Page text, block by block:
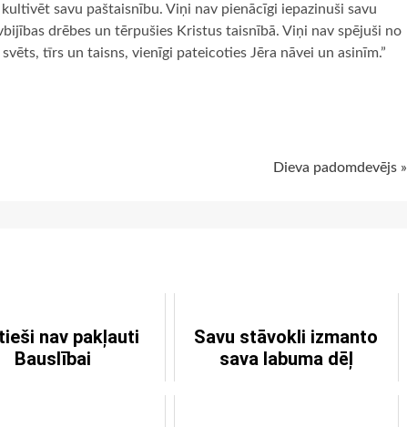
savu paštaisnību. Viņi nav pienācīgi iepazinuši savu
drēbes un tērpušies Kristus taisnībā. Viņi nav spējuši no
tīrs un taisns, vienīgi pateicoties Jēra nāvei un asinīm.”
Dieva padomdevējs »
nav pakļauti
Bauslībai
Savu stāvokli izmanto
sava labuma dēļ